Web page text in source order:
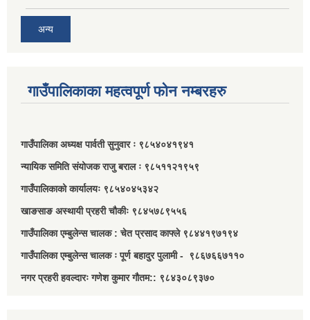
अन्य
गाउँपालिकाका महत्वपूर्ण फोन नम्बरहरु
गाउँपालिका अध्यक्ष पार्वती सुनुवार ः ९८५४०४१९४१
न्यायिक समिति संयोजक राजु बराल ः ९८५११२१९५९
गाउँपालिकाको कार्यालयः ९८५४०४५३४२
खाङसाङ अस्थायी प्रहरी चौकीः ९८४५७८९५५६
गाउँपालिका एम्बुलेन्स चालक : चेत प्रसाद काफ्ले ९८४४१९७१९४
गाउँपालिका एम्बुलेन्स चालक ः पूर्ण बहादुर पुलामी - ९८६७६६७११०
नगर प्रहरी हवल्दारः गणेश कुमार गौतम:: ९८४३०८९३७०